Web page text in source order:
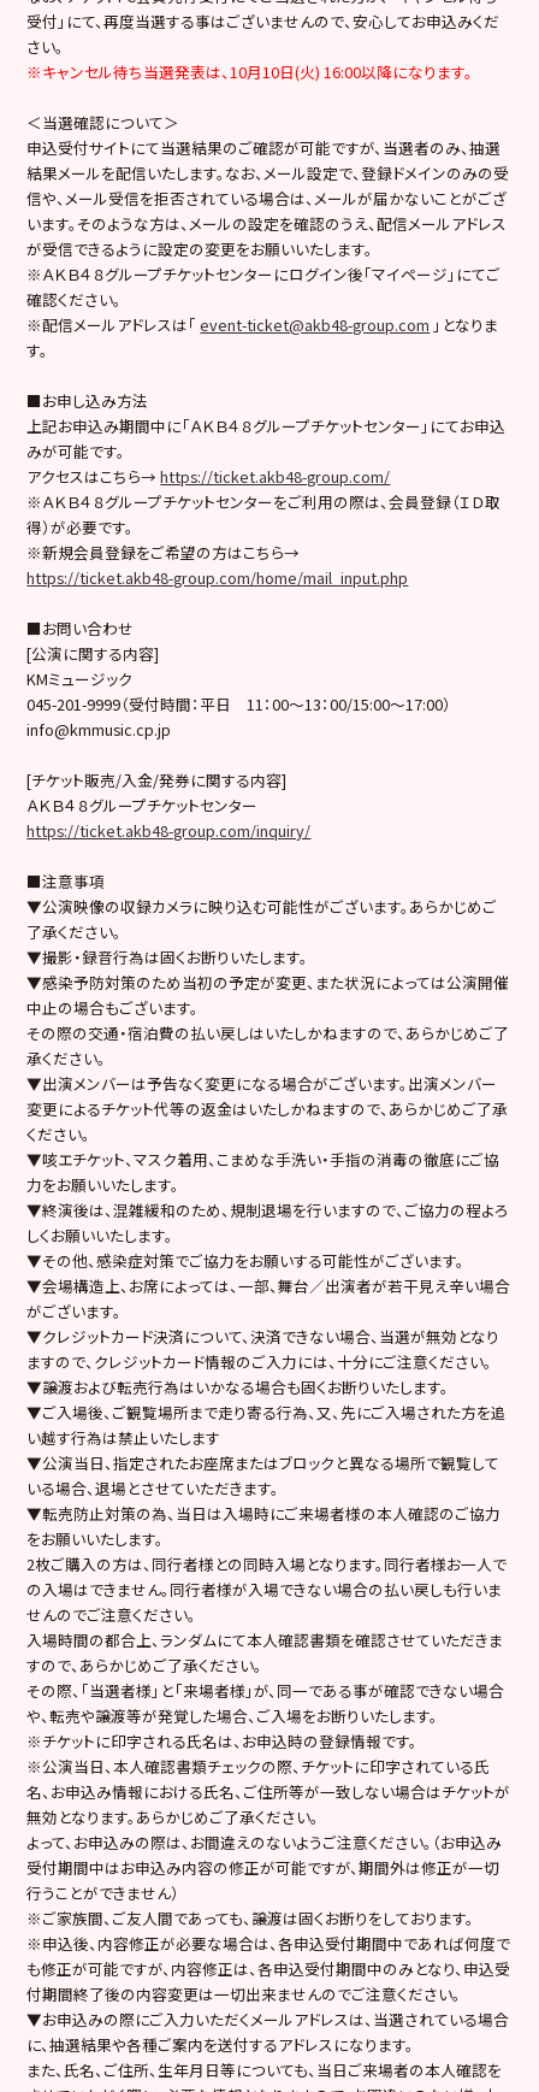
受付」にて、再度当選する事はございませんので、安心してお申込みくだ
さい。
※キャンセル待ち当選発表は、10月10日(火) 16:00以降になります。
＜当選確認について＞
申込受付サイトにて当選結果のご確認が可能ですが、当選者のみ、抽選
結果メールを配信いたします。なお、メール設定で、登録ドメインのみの受
信や、メール受信を拒否されている場合は、メールが届かないことがござ
います。そのような方は、メールの設定を確認のうえ、配信メールアドレス
が受信できるように設定の変更をお願いいたします。
※ＡＫＢ４８グループチケットセンターにログイン後「マイページ」にてご
確認ください。
※配信メールアドレスは「event-ticket@akb48-group.com 」となりま
す。
■お申し込み方法
上記お申込み期間中に「ＡＫＢ４８グループチケットセンター」にてお申込
みが可能です。
アクセスはこちら→https://ticket.akb48-group.com/
※ＡＫＢ４８グループチケットセンターをご利用の際は、会員登録（ＩＤ取
得）が必要です。
※新規会員登録をご希望の方はこちら→
https://ticket.akb48-group.com/home/mail_input.php
■お問い合わせ
[公演に関する内容]
KMミュージック
045-201-9999（受付時間：平日 11：00～13：00/15:00〜17:00）
info@kmmusic.cp.jp
[チケット販売/入金/発券に関する内容]
ＡＫＢ４８グループチケットセンター
https://ticket.akb48-group.com/inquiry/
■注意事項
▼公演映像の収録カメラに映り込む可能性がございます。あらかじめご
了承ください。
▼撮影・録音行為は固くお断りいたします。
▼感染予防対策のため当初の予定が変更、また状況によっては公演開催
中止の場合もございます。
その際の交通・宿泊費の払い戻しはいたしかねますので、あらかじめご了
承ください。
▼出演メンバーは予告なく変更になる場合がございます。出演メンバー
変更によるチケット代等の返金はいたしかねますので、あらかじめご了承
ください。
▼咳エチケット、マスク着用、こまめな手洗い・手指の消毒の徹底にご協
力をお願いいたします。
▼終演後は、混雑緩和のため、規制退場を行いますので、ご協力の程よろ
しくお願いいたします。
▼その他、感染症対策でご協力をお願いする可能性がございます。
▼会場構造上、お席によっては、一部、舞台／出演者が若干見え辛い場合
がございます。
▼クレジットカード決済について、決済できない場合、当選が無効となり
ますので、クレジットカード情報のご入力には、十分にご注意ください。
▼譲渡および転売行為はいかなる場合も固くお断りいたします。
▼ご入場後、ご観覧場所まで走り寄る行為、又、先にご入場された方を追
い越す行為は禁止いたします
▼公演当日、指定されたお座席またはブロックと異なる場所で観覧して
いる場合、退場とさせていただきます。
▼転売防止対策の為、当日は入場時にご来場者様の本人確認のご協力
をお願いいたします。
2枚ご購入の方は、同行者様との同時入場となります。同行者様お一人で
の入場はできません。同行者様が入場できない場合の払い戻しも行いま
せんのでご注意ください。
入場時間の都合上、ランダムにて本人確認書類を確認させていただきま
すので、あらかじめご了承ください。
その際、「当選者様」と「来場者様」が、同一である事が確認できない場合
や、転売や譲渡等が発覚した場合、ご入場をお断りいたします。
※チケットに印字される氏名は、お申込時の登録情報です。
※公演当日、本人確認書類チェックの際、チケットに印字されている氏
名、お申込み情報における氏名、ご住所等が一致しない場合はチケットが
無効となります。あらかじめご了承ください。
よって、お申込みの際は、お間違えのないようご注意ください。（お申込み
受付期間中はお申込み内容の修正が可能ですが、期間外は修正が一切
行うことができません）
※ご家族間、ご友人間であっても、譲渡は固くお断りをしております。
※申込後、内容修正が必要な場合は、各申込受付期間中であれば何度で
も修正が可能ですが、内容修正は、各申込受付期間中のみとなり、申込受
付期間終了後の内容変更は一切出来ませんのでご注意ください。
▼お申込みの際にご入力いただくメールアドレスは、当選されている場合
に、抽選結果や各種ご案内を送付するアドレスになります。
また、氏名、ご住所、生年月日等についても、当日ご来場者の本人確認を